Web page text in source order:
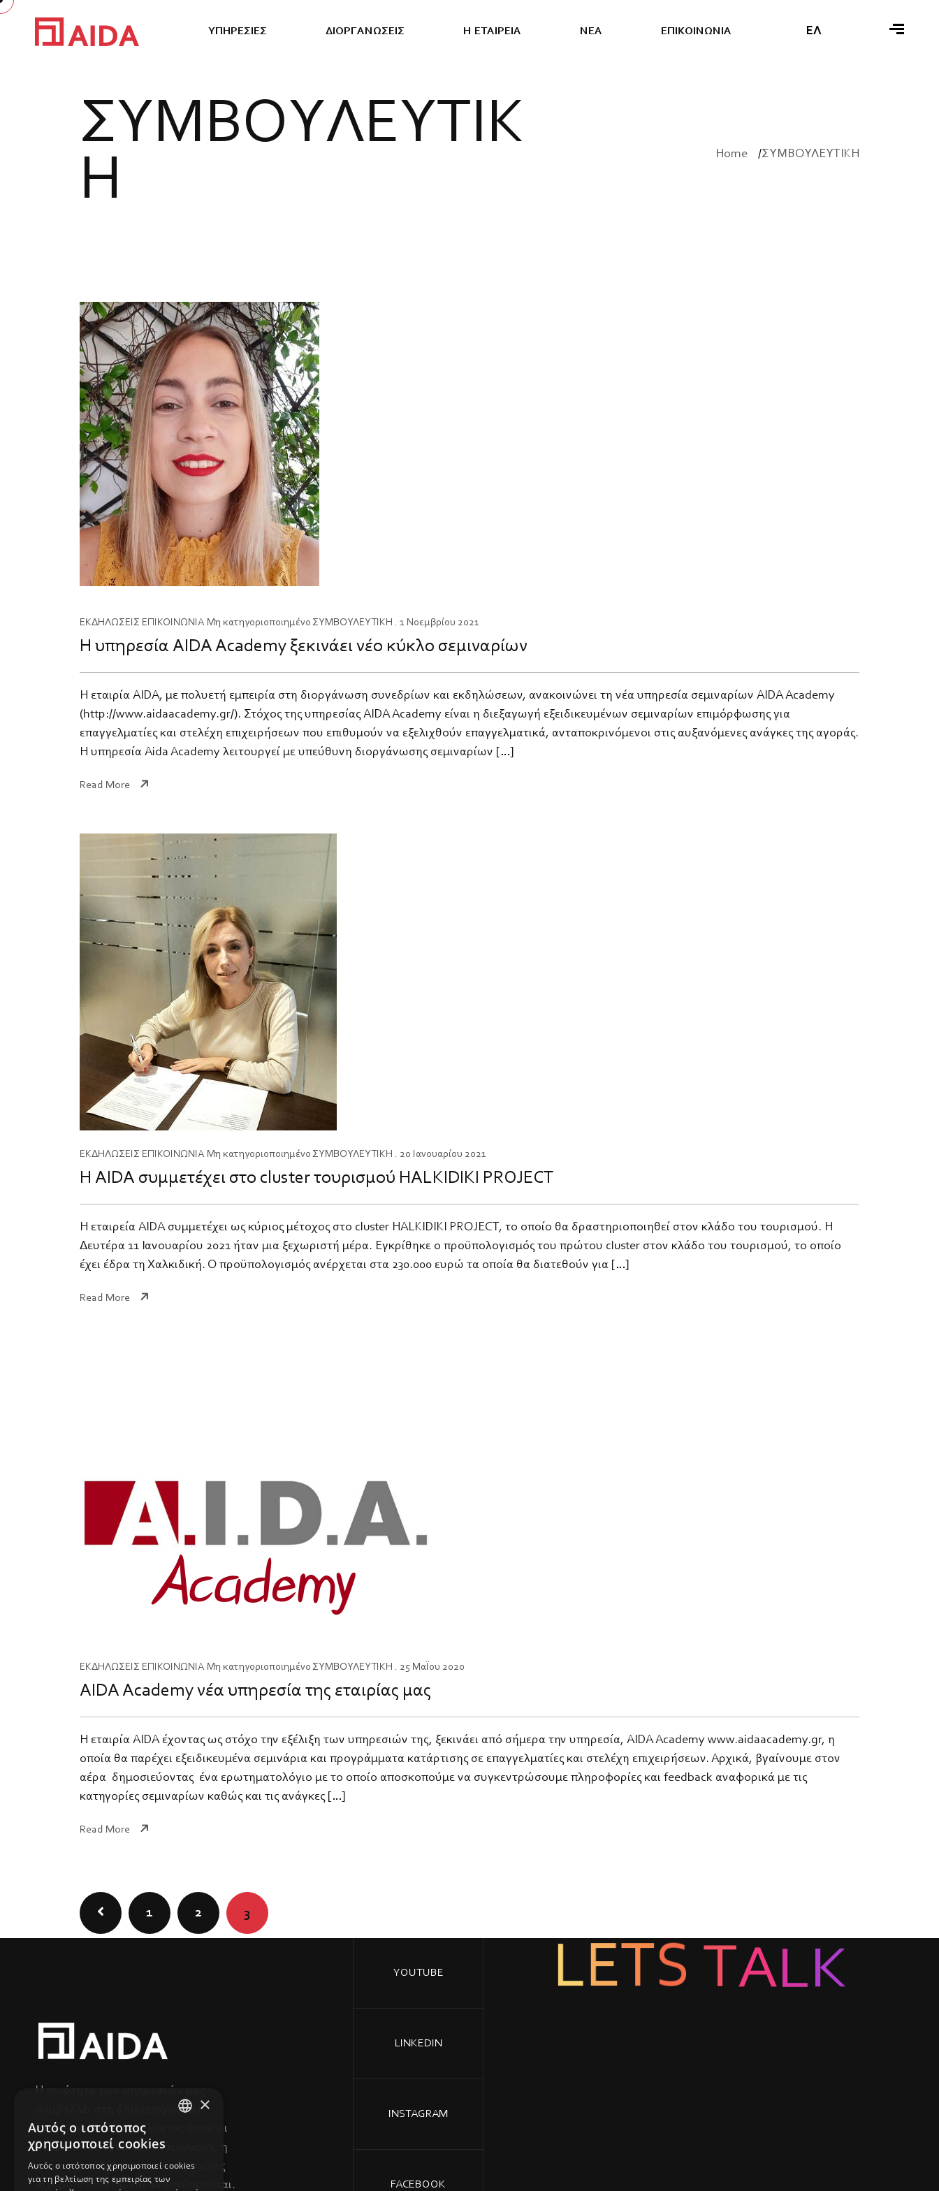
ΥΠ Η Ρ ΕΣ ΕΣ ΔΙ Ο Ρ ΓΑ Ν ΩΣ ΕΙ Σ Η ΕΤΑ Ρ ΕΙ Α Ν ΕΑ ΕΠ ΚΟ Ν Ω Ν Α ΕΛ
ΣΥΜΒΟΥΛΕΥΤΙΚ
Η
Home ΣΥΜΒΟΥΛΕΥΤΙΚΗ
ΕΚΔΗΛΩΣΕΙΣ ΕΠΙΚΟΙΝΩΝΙΑ Μη κατηγοριοποιημένο ΣΥΜΒΟΥΛΕΥΤΙΚΗ . 1 Νοεμβρίου 2021
Η υπηρεσία AIDA Academy ξεκινάει νέο κύκλο σεμιναρίων
Η εταιρία AIDA, με πολυετή εμπειρία στη διοργάνωση συνεδρίων και εκδηλώσεων, ανακοινώνει τη νέα υπηρεσία σεμιναρίων AIDA Academy
(http://www.aidaacademy.gr/). Στόχος της υπηρεσίας AIDA Academy είναι η διεξαγωγή εξειδικευμένων σεμιναρίων επιμόρφωσης για
επαγγελματίες και στελέχη επιχειρήσεων που επιθυμούν να εξελιχθούν επαγγελματικά, ανταποκρινόμενοι στις αυξανόμενες ανάγκες της αγοράς.
Η υπηρεσία Aida Academy λειτουργεί με υπεύθυνη διοργάνωσης σεμιναρίων […]
Read More
ΕΚΔΗΛΩΣΕΙΣ ΕΠΙΚΟΙΝΩΝΙΑ Μη κατηγοριοποιημένο ΣΥΜΒΟΥΛΕΥΤΙΚΗ . 20 Ιανουαρίου 2021
Η AIDA συμμετέχει στο cluster τουρισμού HALKIDIKI PROJECT
Η εταιρεία AIDA συμμετέχει ως κύριος μέτοχος στο cluster HALKIDIKI PROJECT, το οποίο θα δραστηριοποιηθεί στον κλάδο του τουρισμού. Η
Δευτέρα 11 Ιανουαρίου 2021 ήταν μια ξεχωριστή μέρα. Εγκρίθηκε ο προϋπολογισμός του πρώτου cluster στον κλάδο του τουρισμού, το οποίο
έχει έδρα τη Χαλκιδική. Ο προϋπολογισμός ανέρχεται στα 230.000 ευρώ τα οποία θα διατεθούν για […]
Read More
ΕΚΔΗΛΩΣΕΙΣ ΕΠΙΚΟΙΝΩΝΙΑ Μη κατηγοριοποιημένο ΣΥΜΒΟΥΛΕΥΤΙΚΗ . 25 Μαΐου 2020
AIDA Academy νέα υπηρεσία της εταιρίας μας
Η εταιρία AIDA έχοντας ως στόχο την εξέλιξη των υπηρεσιών της, ξεκινάει από σήμερα την υπηρεσία, AIDA Academy www.aidaacademy.gr, η
οποία θα παρέχει εξειδικευμένα σεμινάρια και προγράμματα κατάρτισης σε επαγγελματίες και στελέχη επιχειρήσεων. Αρχικά, βγαίνουμε στον
αέρα δημοσιεύοντας ένα ερωτηματολόγιο με το οποίο αποσκοπούμε να συγκεντρώσουμε πληροφορίες και feedback αναφορικά με τις
κατηγορίες σεμιναρίων καθώς και τις ανάγκες […]
Read More
1 2 3
Η ποιότητα των υπηρεσιών μας
συμβάλλει στη δημιουργία του
κατάλληλου περιβάλλοντος όπου οι
ανθρώπινες σχέσεις δυναμώνουν, η
γνώση μεταδίδεται, οι συνεργασίες
ισχυροποιούνται και αναπτύσσονται.
YOUTUBE
LINKEDIN
INSTAGRAM
FACEBOOK
LETS TALK
×
Αυτός ο ιστότοπος
χρησιμοποιεί cookies
Αυτός ο ιστότοπος χρησιμοποιεί cookies
για τη βελτίωση της εμπειρίας των